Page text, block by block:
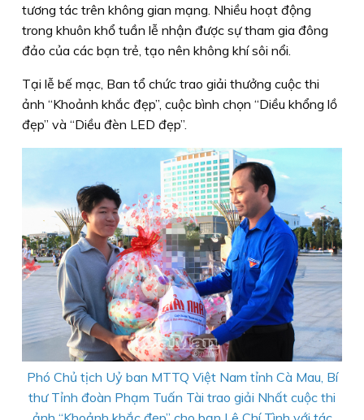
tương tác trên không gian mạng. Nhiều hoạt động
trong khuôn khổ tuần lễ nhận được sự tham gia đông
đảo của các bạn trẻ, tạo nên không khí sôi nổi.
Tại lễ bế mạc, Ban tổ chức trao giải thưởng cuộc thi
ảnh “Khoảnh khắc đẹp”, cuộc bình chọn “Diều khổng lồ
đẹp” và “Diều đèn LED đẹp”.
Phó Chủ tịch Uỷ ban MTTQ Việt Nam tỉnh Cà Mau, Bí
thư Tỉnh đoàn Phạm Tuấn Tài trao giải Nhất cuộc thi